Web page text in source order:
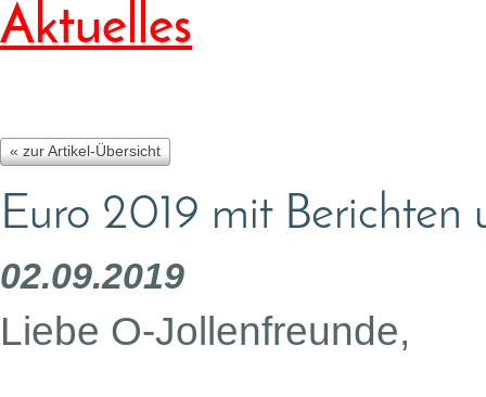
Aktuelles
« zur Artikel-Übersicht
Euro 2019 mit Berichten
02.09.2019
Liebe O-Jollenfreunde,